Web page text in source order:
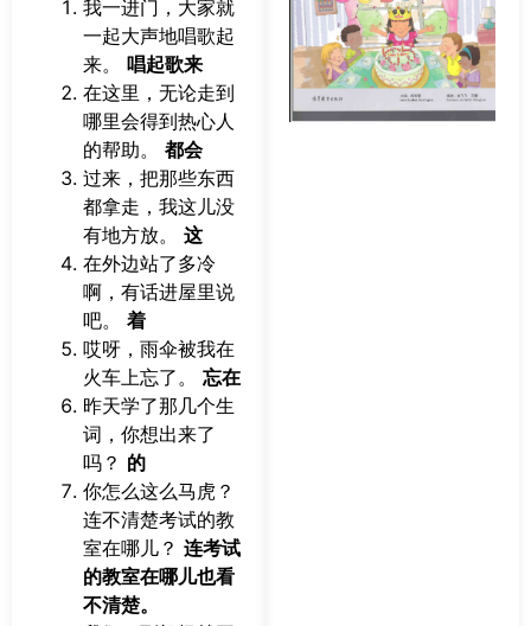
我一进门，大家就
一起大声地唱歌起
来。 唱起歌来
在这里，无论走到
哪里会得到热心人
的帮助。 都会
过来，把那些东西
都拿走，我这儿没
有地方放。 这
在外边站了多冷
啊，有话进屋里说
吧。 着
哎呀，雨伞被我在
火车上忘了。 忘在
昨天学了那几个生
词，你想出来了
吗？ 的
你怎么这么马虎？
连不清楚考试的教
室在哪儿？ 连考试
的教室在哪儿也看
不清楚。